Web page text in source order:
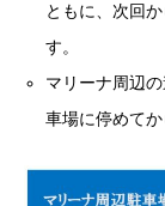
ともに、次回
す。
マリーナ周辺
車場に停めてか